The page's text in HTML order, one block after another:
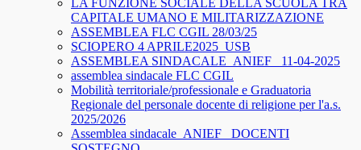
LA FUNZIONE SOCIALE DELLA SCUOLA TRA
CAPITALE UMANO E MILITARIZZAZIONE
ASSEMBLEA FLC CGIL 28/03/25
SCIOPERO 4 APRILE2025_USB
ASSEMBLEA SINDACALE_ANIEF_ 11-04-2025
assemblea sindacale FLC CGIL
Mobilità territoriale/professionale e Graduatoria
Regionale del personale docente di religione per l'a.s.
2025/2026
Assemblea sindacale_ANIEF_ DOCENTI